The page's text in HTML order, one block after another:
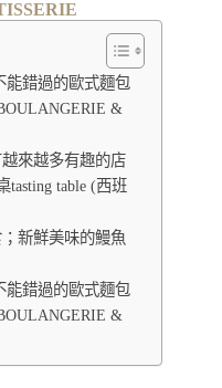
能錯過的歐式麵包
&
來越多有趣的店
tasting table (西班
新鮮美味的鰻魚
能錯過的歐式麵包
&